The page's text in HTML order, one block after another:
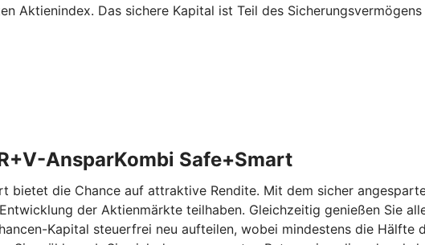
Aktienindex. Das sichere Kapital ist Teil des
AnsparKombi Safe+Smart
bietet die Chance auf attraktive Rendite. Mit dem sicher
der Aktienmärkte teilhaben. Gleichzeitig genießen Sie
Kapital steuerfrei neu aufteilen, wobei mindestens die Hälfte